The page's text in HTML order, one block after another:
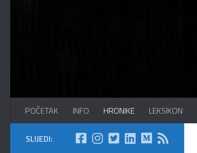
POČETAK INFO HRONIKE LEKSIKON
SLIJEDI: